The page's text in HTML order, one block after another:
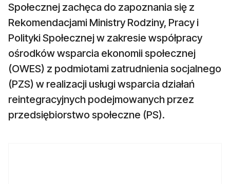
Społecznej zachęca do zapoznania się z
Rekomendacjami Ministry Rodziny, Pracy i
Polityki Społecznej w zakresie współpracy
ośrodków wsparcia ekonomii społecznej
(OWES) z podmiotami zatrudnienia socjalnego
(PZS) w realizacji usługi wsparcia działań
reintegracyjnych podejmowanych przez
przedsiębiorstwo społeczne (PS).